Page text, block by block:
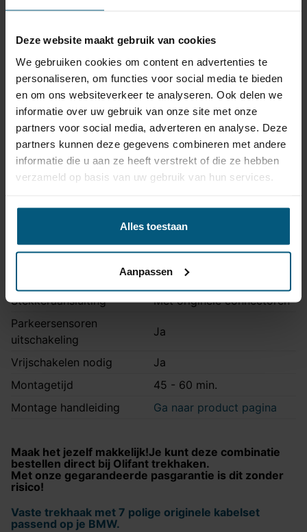
Deze website maakt gebruik van cookies
We gebruiken cookies om content en advertenties te
personaliseren, om functies voor social media te bieden
en om ons websiteverkeer te analyseren. Ook delen we
informatie over uw gebruik van onze site met onze
partners voor social media, adverteren en analyse. Deze
partners kunnen deze gegevens combineren met andere
informatie die u aan ze heeft verstrekt of die ze hebben
verzameld op basis van uw gebruik van hun services.
Alles toestaan
Aanpassen
Ook voor fietsendrager
Niet voor
Volkswagen: R-Line |
Skoda: RS
Opmerking
Volkswagen: ook E-Golf
Montage handleiding
STV-062
Kabelset specificatie
87VW305BX
Aansluiting
7 polig
Origineel
Stekkeraansluiting
Met originele connectoren
Parkeersensoren
uitschakeling
Ja
Vrijschakelen nodig
Ja
Montagetijd
45 - 60 min.
Montage handleiding
Ga naar product pagina
Maak het jezelf makkelijk!Je kunt deze combinatie
bestellen direct bij Olifant trekhaken.
Met onze gegarandeerde pasgarantie is dit zonder
risico!
Vaste trekhaak met 7 polige originele kabelset
passend op je BMW.